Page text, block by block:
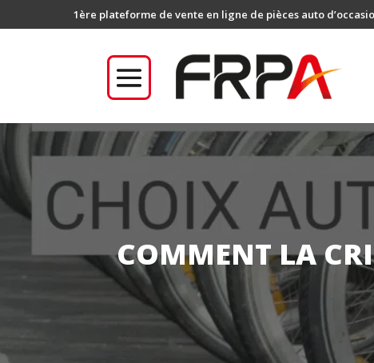
1ère plateforme de vente en ligne de pièces auto
COMMENT LA